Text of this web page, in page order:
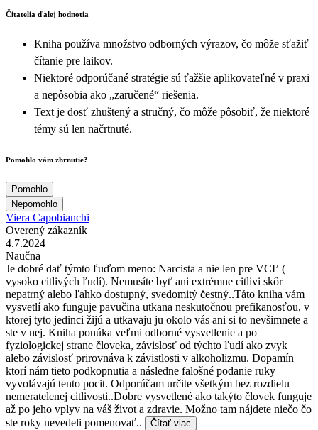
Čitatelia ďalej hodnotia
Kniha používa množstvo odborných výrazov, čo môže sťažiť
čítanie pre laikov.
Niektoré odporúčané stratégie sú ťažšie aplikovateľné v praxi
a nepôsobia ako „zaručené“ riešenia.
Text je dosť zhuštený a stručný, čo môže pôsobiť, že niektoré
témy sú len načrtnuté.
Pomohlo vám zhrnutie?
Pomohlo
Nepomohlo
Viera Capobianchi
Overený zákazník
4.7.2024
Naučna
Je dobré dať týmto ľuďom meno: Narcista a nie len pre VCĽ (
vysoko citlivých ľudí). Nemusíte byť ani extrémne citlivi skôr
nepatrný alebo ľahko dostupný, svedomitý čestný..Táto kniha vám
vysvetlí ako funguje pavučina utkana neskutočnou prefikanosťou, v
ktorej tyto jedinci žijú a utkavaju ju okolo vás ani si to nevšimnete a
ste v nej. Kniha ponúka veľmi odborné vysvetlenie a po
fyziologickej strane človeka, závislosť od týchto ľudí ako zvyk
alebo závislosť prirovnáva k závistlosti v alkoholizmu. Dopamín
ktorí nám tieto podkopnutia a následne falošné podanie ruky
vyvolávajú tento pocit. Odporúčam určite všetkým bez rozdielu
nemeratelenej citlivosti..Dobre vysvetlené ako takýto človek funguje
až po jeho vplyv na váš život a zdravie. Možno tam nájdete niečo čo
ste roky nevedeli pomenovať..
Čítať viac